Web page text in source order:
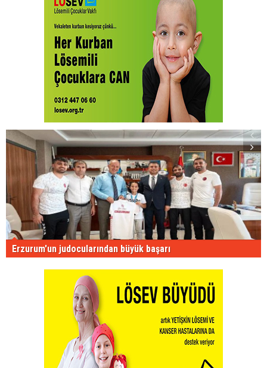
Erzurum'un judocularından büyük başarı